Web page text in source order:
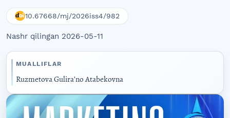
10.67668/mj/2026iss4/982
Nashr qilingan 2026-05-11
MUALLIFLAR
Ruzmetova Guliraʼno Atabekovna